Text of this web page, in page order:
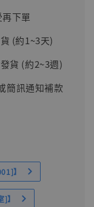
下單
(約1~3天)
貨 (約2~3週)
簡訊通知補款
】
】